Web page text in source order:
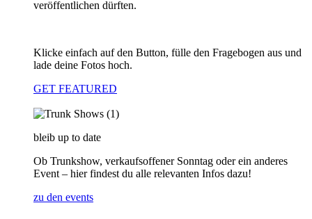
veröffentlichen dürften.
Klicke einfach auf den Button, fülle den Fragebogen aus und
lade deine Fotos hoch.
GET FEATURED
bleib up to date
Ob Trunkshow, verkaufsoffener Sonntag oder ein anderes
Event – hier findest du alle relevanten Infos dazu!
zu den events